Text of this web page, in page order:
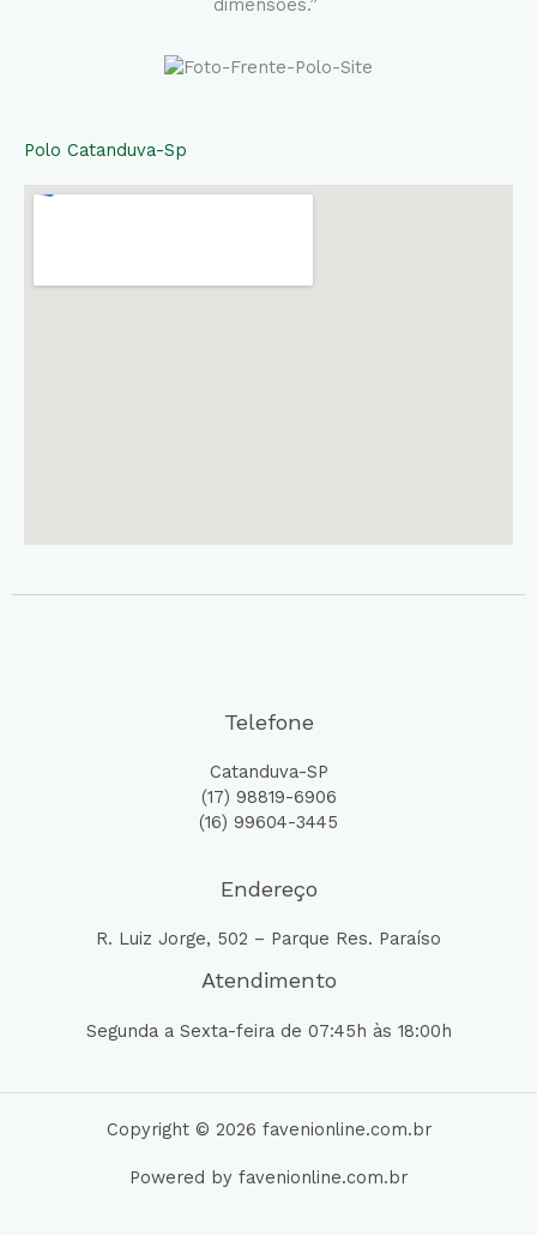
dimensões.”
Polo Catanduva-Sp
Telefone
Catanduva-SP
(17) 98819-6906
(16) 99604-3445
Endereço
R. Luiz Jorge, 502 – Parque Res. Paraíso
Atendimento
Segunda a Sexta-feira de 07:45h às 18:00h
Copyright © 2026 favenionline.com.br
Powered by favenionline.com.br